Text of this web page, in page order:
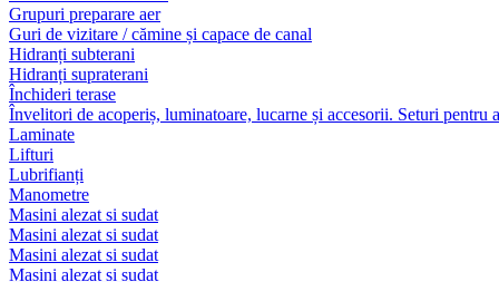
Grupuri preparare aer
Guri de vizitare / cămine și capace de canal
Hidranți subterani
Hidranți supraterani
Închideri terase
Învelitori de acoperiș, luminatoare, lucarne și accesorii. Seturi pentru
Laminate
Lifturi
Lubrifianți
Manometre
Masini alezat si sudat
Masini alezat si sudat
Masini alezat si sudat
Masini alezat si sudat